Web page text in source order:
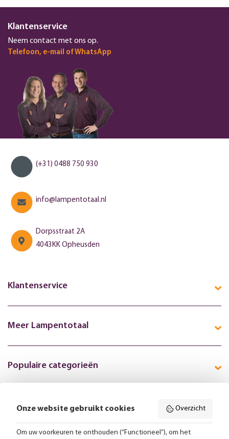
Klantenservice
Neem contact met ons op.
Telefoon, e-mail of WhatsApp
(+31) 0488 750 930
info@lampentotaal.nl
Dorpsstraat 2A
4043KK Opheusden
Klantenservice
Meer Lampentotaal
Populaire categorieën
Volg ons online:
Onze website gebruikt cookies Overzicht
Om uw voorkeuren te onthouden (“Functioneel”), om het